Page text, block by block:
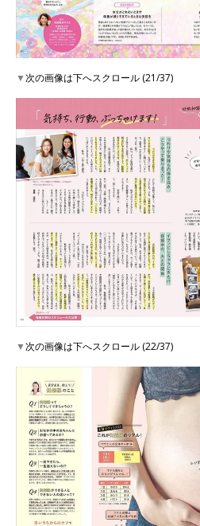
▼次の画像は下へスクロール (21/37)
▼次の画像は下へスクロール (22/37)